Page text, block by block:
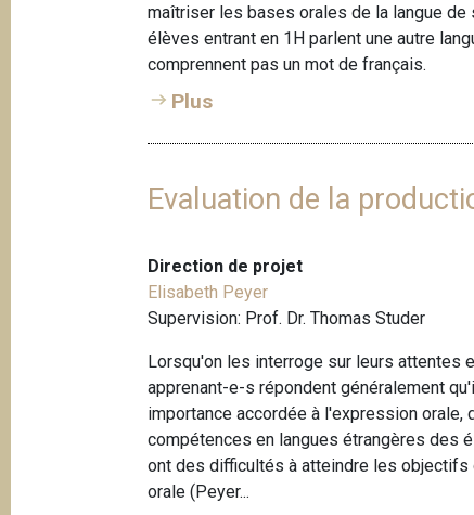
maîtriser les bases orales de la langue de
élèves entrant en 1H parlent une autre
comprennent pas un mot de français.
Plus
Evaluation de la
Direction de projet
Elisabeth Peyer
Supervision: Prof. Dr. Thomas Studer
Lorsqu'on les interroge sur leurs attentes
apprenant-e-s répondent généralement
importance accordée à l'expression
compétences en langues étrangères des
ont des difficultés à atteindre les objectifs
orale (Peyer...